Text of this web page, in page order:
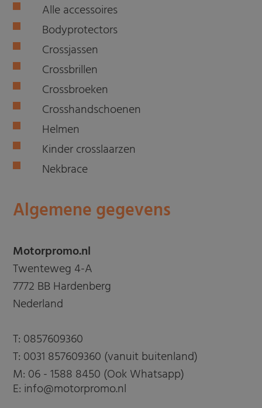
Alle accessoires
Bodyprotectors
Crossjassen
Crossbrillen
Crossbroeken
Crosshandschoenen
Helmen
Kinder crosslaarzen
Nekbrace
Algemene gegevens
Motorpromo.nl
Twenteweg 4-A
7772 BB Hardenberg
Nederland
T: 0857609360
T: 0031 857609360 (vanuit buitenland)
M: 06 - 1588 8450 (Ook Whatsapp)
E: info@motorpromo.nl